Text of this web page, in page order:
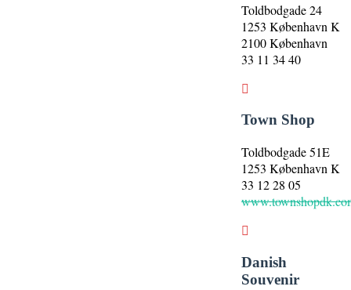
Toldbodgade 24
1253 København K
2100 København
33 11 34 40
Town Shop
Toldbodgade 51E
1253 København K
33 12 28 05
Danish
Souvenir